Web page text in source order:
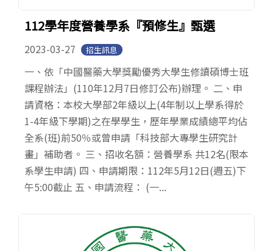
112學年度營養學系『預修生』甄選
2023-03-27 招生訊息
一、依「中國醫藥大學獎勵優秀大學生修讀碩博士班
課程辦法」(110年12月7日修訂公布)辦理。 二、申
請資格：本校大學部2年級以上(4年制以上學系得於
1-4年級下學期)之在學學生，歷年學業成績總平均佔
全系(班)前50％或曾申請「科技部大專學生研究計
畫」補助者。 三、招收名額：營養學系 共12名(限本
系學生申請) 四、申請期限：112年5月12日(週五)下
午5:00截止 五、申請流程： (一...